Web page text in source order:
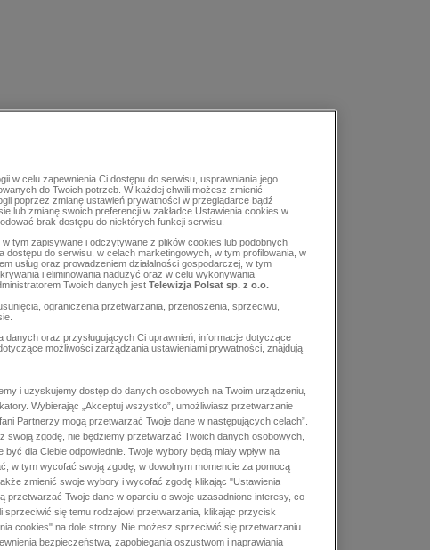
w celu zapewnienia Ci dostępu do serwisu, usprawniania jego
do Twoich potrzeb. W każdej chwili możesz zmienić
poprzez zmianę ustawień prywatności w przeglądarce bądź
lub zmianę swoich preferencji w zakładce Ustawienia cookies w
brak dostępu do niektórych funkcji serwisu.
tym zapisywane i odczytywane z plików cookies lub podobnych
dostępu do serwisu, w celach marketingowych, w tym profilowania, w
usług oraz prowadzeniem działalności gospodarczej, w tym
i eliminowania nadużyć oraz w celu wykonywania
Twoich danych jest Telewizja Polsat sp. z o.o.
ograniczenia przetwarzania, przenoszenia, sprzeciwu,
danych oraz przysługujących Ci uprawnień, informacje dotyczące
możliwości zarządzania ustawieniami prywatności, znajdują
i uzyskujemy dostęp do danych osobowych na Twoim urządzeniu,
Wybierając „Akceptuj wszystko”, umożliwiasz przetwarzanie
Partnerzy mogą przetwarzać Twoje dane w następujących celach”.
swoją zgodę, nie będziemy przetwarzać Twoich danych osobowych,
dla Ciebie odpowiednie. Twoje wybory będą miały wpływ na
w tym wycofać swoją zgodę, w dowolnym momencie za pomocą
zmienić swoje wybory i wycofać zgodę klikając "Ustawienia
przetwarzać Twoje dane w oparciu o swoje uzasadnione interesy, co
sprzeciwić się temu rodzajowi przetwarzania, klikając przycisk
cookies" na dole strony. Nie możesz sprzeciwić się przetwarzaniu
bezpieczeństwa, zapobiegania oszustwom i naprawiania